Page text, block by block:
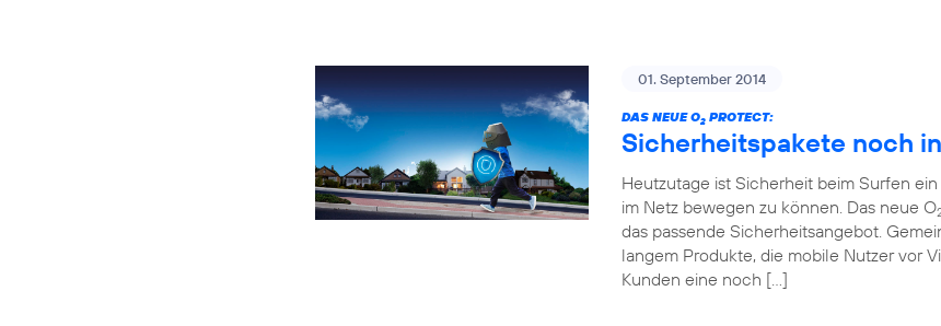
01. September 2014
DAS NEUE O2 PROTECT:
Sicherheitspakete noch
Heutzutage ist Sicherheit beim Surfen
im Netz bewegen zu können. Das neue O
das passende Sicherheitsangebot.
langem Produkte, die mobile Nutzer vor
Kunden eine noch […]